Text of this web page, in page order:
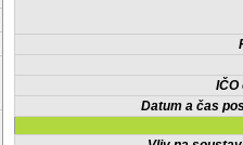
IČO
Datum a čas